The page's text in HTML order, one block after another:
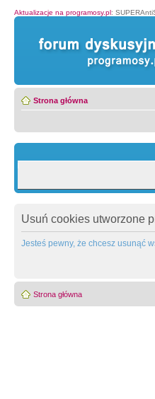
Aktualizacje na programosy.pl:
Strona główna
Usuń cookies utworzone
Jesteś pewny, że chcesz usunąć
Strona główna